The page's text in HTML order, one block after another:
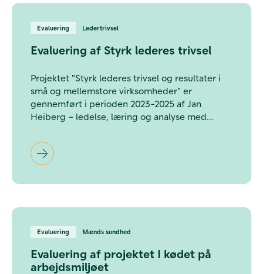
Evaluering Ledertrivsel
Evaluering af Styrk lederes trivsel
Projektet "Styrk lederes trivsel og resultater i
små og mellemstore virksomheder" er
gennemført i perioden 2023-2025 af Jan
Heiberg – ledelse, læring og analyse med
realiseret i partnerskab med 10 aktører med
kontakt til ledere, der alle har spillet en
betydningsfuld rolle i at udbrede og forankre
Evaluering Mænds sundhed
Evaluering af projektet I kødet på
arbejdsmiljøet